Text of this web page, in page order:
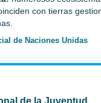
con tierras
de Naciones Unidas